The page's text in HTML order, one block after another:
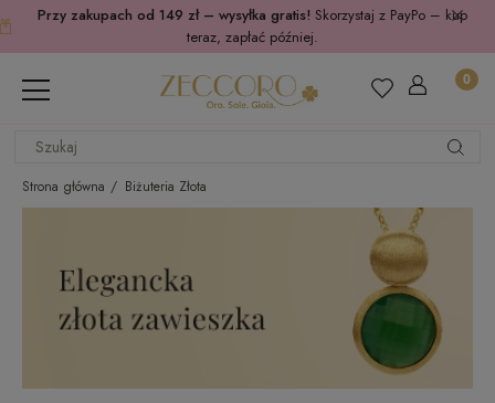
Przy zakupach od 149 zł – wysyłka gratis! Skorzystaj z PayPo – kup
teraz, zapłać później.
Strona główna Biżuteria Złota